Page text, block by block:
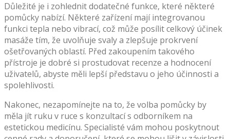
Důležité je i zohlednit dodatečné funkce, které některé
pomůcky nabízí. Některé zařízení mají integrovanou
funkci tepla nebo vibrací, což může posílit celkový účinek
masáže tím, že uvolňuje svaly a zlepšuje prokrvení
ošetřovaných oblastí. Před zakoupením takového
přístroje je dobré si prostudovat recenze a hodnocení
uživatelů, abyste měli lepší představu o jeho účinnosti a
spolehlivosti.
Nakonec, nezapomínejte na to, že volba pomůcky by
měla jít ruku v ruce s konzultací s odborníkem na
estetickou medicínu. Specialisté vám mohou poskytnout